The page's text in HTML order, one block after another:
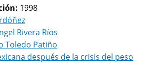
1998
Rivera Ríos
Toledo Patiño
después de la crisis del peso